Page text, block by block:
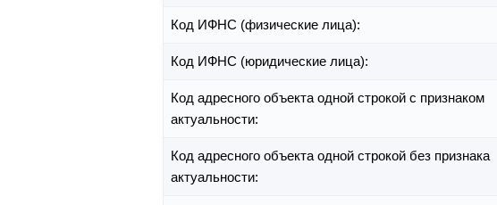
Код ИФНС (физические лица):
Код ИФНС (юридические лица):
Код адресного объекта одной строкой с признаком
актуальности:
Код адресного объекта одной строкой без признака
актуальности: